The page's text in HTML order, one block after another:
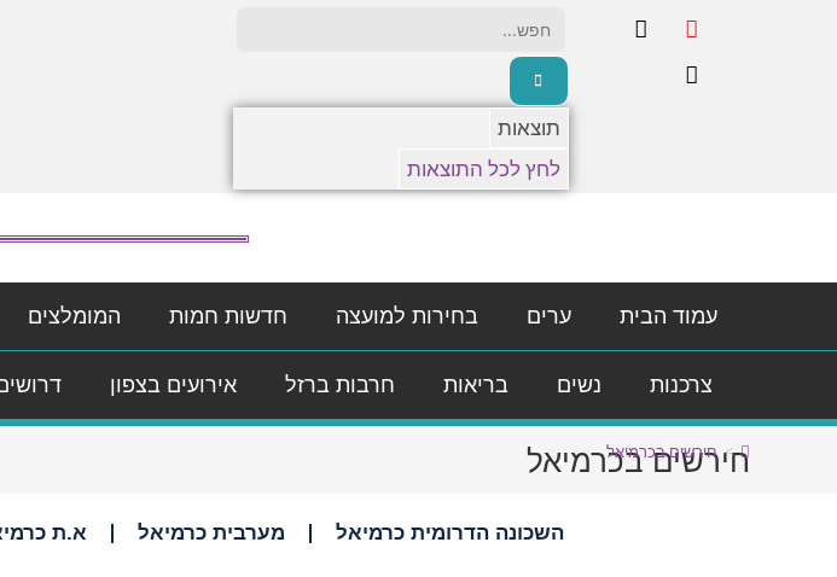
תוצאות
לחץ לכל התוצאות
עמוד הבית ערים בחירות למועצה חדשות חמות המומלצים
צרכנות נשים בריאות חרבות ברזל אירועים בצפון
חירשים בכרמיאל
> חירשים בכרמיאל
השכונה הדרומית כרמיאל מערבית כרמיאל א.ת